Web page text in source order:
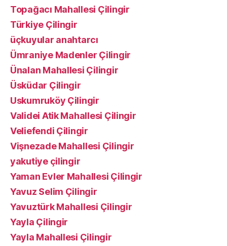
Topağacı Mahallesi Çilingir
Türkiye Çilingir
üçkuyular anahtarcı
Ümraniye Madenler Çilingir
Ünalan Mahallesi Çilingir
Üsküdar Çilingir
Uskumruköy Çilingir
Validei Atik Mahallesi Çilingir
Veliefendi Çilingir
Vişnezade Mahallesi Çilingir
yakutiye çilingir
Yaman Evler Mahallesi Çilingir
Yavuz Selim Çilingir
Yavuztürk Mahallesi Çilingir
Yayla Çilingir
Yayla Mahallesi Çilingir